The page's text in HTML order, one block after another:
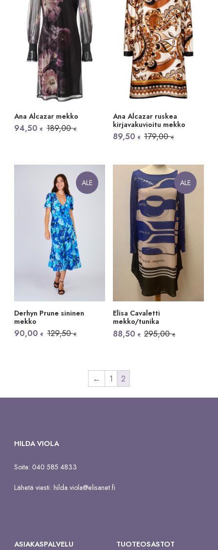
Ana Alcazar mekko
189,00€
Alkuperäinen
hinta
94,50€
Nykyinen
hinta
Ana Alcazar ruskea
kirjavakuvioitu mekko
179,00€
Alkuperäinen
hinta
89,50 €
Nykyinen
hinta
ALE
Derhyn Prune sininen
mekko
129,50€
Alkuperäinen
hinta
90,00€
Nykyinen
hinta
ALE
Elisa Cavaletti
mekko/tunika
295,00€
Alkuperäinen
hinta
88,50 €
Nykyinen
hinta
←
1 2
HILDA VIOLA
Soita: 040 585 4833
Lähetä viesti:hilda.viola@elisanet.fi
ASIAKASPALVELU TUOTEOSASTOT